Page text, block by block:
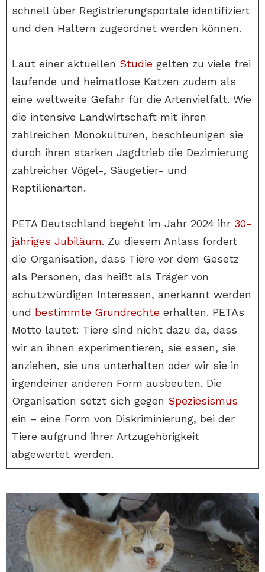
schnell über Registrierungsportale identifiziert
und den Haltern zugeordnet werden können.
Laut einer aktuellen Studie gelten zu viele frei
laufende und heimatlose Katzen zudem als
eine weltweite Gefahr für die Artenvielfalt. Wie
die intensive Landwirtschaft mit ihren
zahlreichen Monokulturen, beschleunigen sie
durch ihren starken Jagdtrieb die Dezimierung
zahlreicher Vögel-, Säugetier- und
Reptilienarten.
PETA Deutschland begeht im Jahr 2024 ihr 30-
jähriges Jubiläum. Zu diesem Anlass fordert
die Organisation, dass Tiere vor dem Gesetz
als Personen, das heißt als Träger von
schutzwürdigen Interessen, anerkannt werden
und bestimmte Grundrechte erhalten. PETAs
Motto lautet: Tiere sind nicht dazu da, dass
wir an ihnen experimentieren, sie essen, sie
anziehen, sie uns unterhalten oder wir sie in
irgendeiner anderen Form ausbeuten. Die
Organisation setzt sich gegen Speziesismus
ein – eine Form von Diskriminierung, bei der
Tiere aufgrund ihrer Artzugehörigkeit
abgewertet werden.